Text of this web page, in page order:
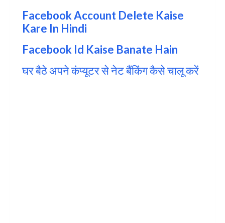
Facebook Account Delete Kaise
Kare In Hindi
Facebook Id Kaise Banate Hain
घर बैठे अपने कंप्यूटर से नेट बैंकिंग कैसे चालू करें